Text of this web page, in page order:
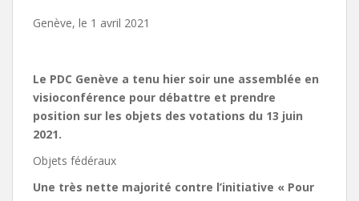
Genève, le 1 avril 2021
Le PDC Genève a tenu hier soir une assemblée en
visioconférence pour débattre et prendre
position sur les objets des votations du 13 juin
2021.
Objets fédéraux
Une très nette majorité contre l’initiative « Pour